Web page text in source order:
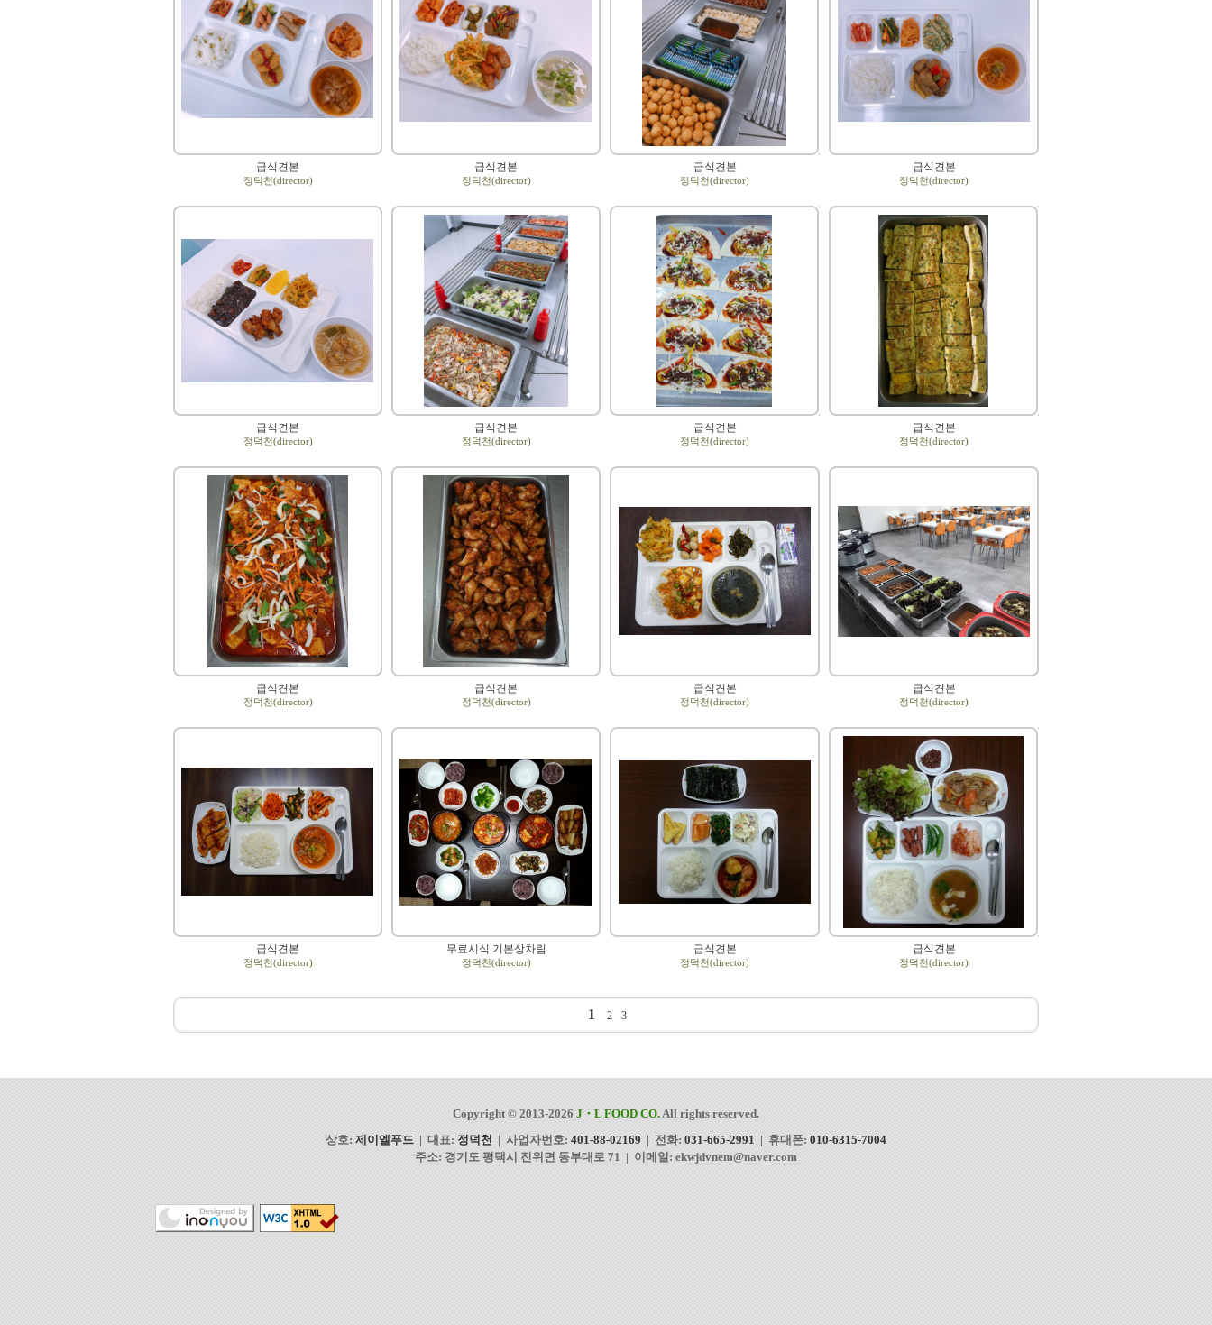
급식견본
정덕천(director)
급식견본
정덕천(director)
급식견본
정덕천(director)
급식견본
정덕천(director)
급식견본
정덕천(director)
급식견본
정덕천(director)
급식견본
정덕천(director)
급식견본
정덕천(director)
급식견본
정덕천(director)
급식견본
정덕천(director)
급식견본
정덕천(director)
급식견본
정덕천(director)
급식견본
정덕천(director)
무료시식 기본상차림
정덕천(director)
급식견본
정덕천(director)
급식견본
정덕천(director)
1 2 3
Copyright © 2013-2026 J・L FOOD CO.All rights reserved.
상호: 제이엘푸드 | 대표: 정덕천 | 사업자번호: 401-88-02169 | 전화: 031-665-2991 | 휴대폰: 010-6315-7004
주소: 경기도 평택시 진위면 동부대로 71 | 이메일: ekwjdvnem@naver.com